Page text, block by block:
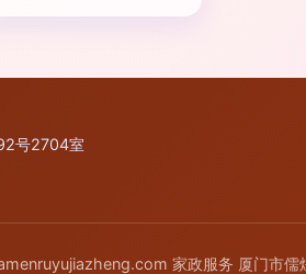
号2704室
家政服务 厦门市儒